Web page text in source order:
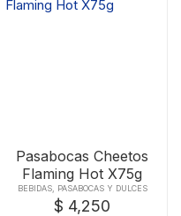
Pasabocas Cheetos
Flaming Hot X75g
BEBIDAS, PASABOCAS Y DULCES
$ 4,250